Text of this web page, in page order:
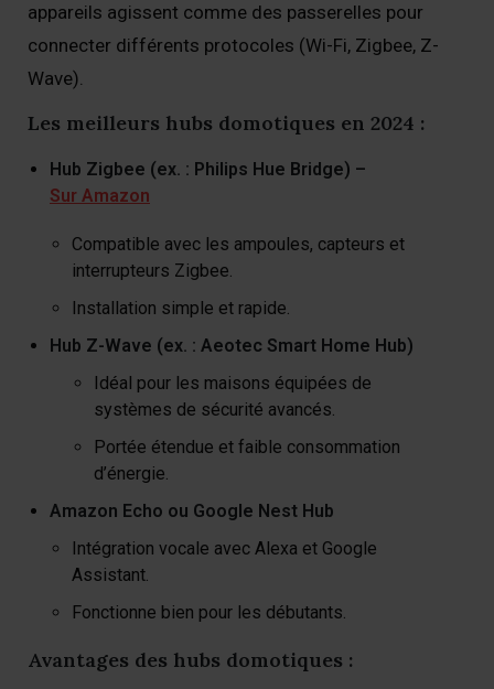
appareils agissent comme des passerelles pour
connecter différents protocoles (Wi-Fi, Zigbee, Z-
Wave).
Les meilleurs hubs domotiques en 2024 :
Hub Zigbee (ex. : Philips Hue Bridge) –
Sur Amazon
Compatible avec les ampoules, capteurs et
interrupteurs Zigbee.
Installation simple et rapide.
Hub Z-Wave (ex. : Aeotec Smart Home Hub)
Idéal pour les maisons équipées de
systèmes de sécurité avancés.
Portée étendue et faible consommation
d’énergie.
Amazon Echo ou Google Nest Hub
Intégration vocale avec Alexa et Google
Assistant.
Fonctionne bien pour les débutants.
Avantages des hubs domotiques :